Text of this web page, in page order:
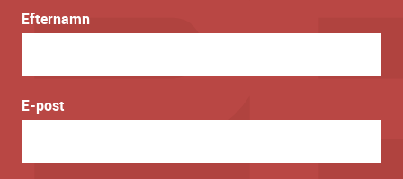
Efternamn
E-post